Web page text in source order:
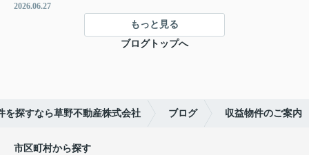
2026.06.27
もっと見る
ブログトップへ
を探すなら草野不動産株式会社 ブログ 収益物件のご案内
市区町村から探す